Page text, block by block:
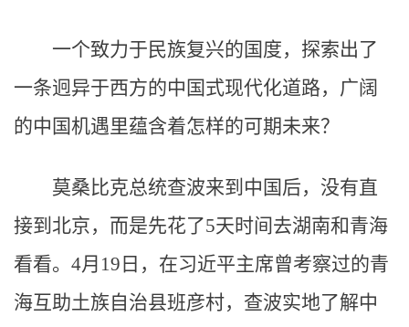
一个致力于民族复兴的国度，探索出了
一条迥异于西方的中国式现代化道路，广阔
的中国机遇里蕴含着怎样的可期未来？
莫桑比克总统查波来到中国后，没有直
接到北京，而是先花了5天时间去湖南和青海
看看。4月19日，在习近平主席曾考察过的青
海互助土族自治县班彦村，查波实地了解中